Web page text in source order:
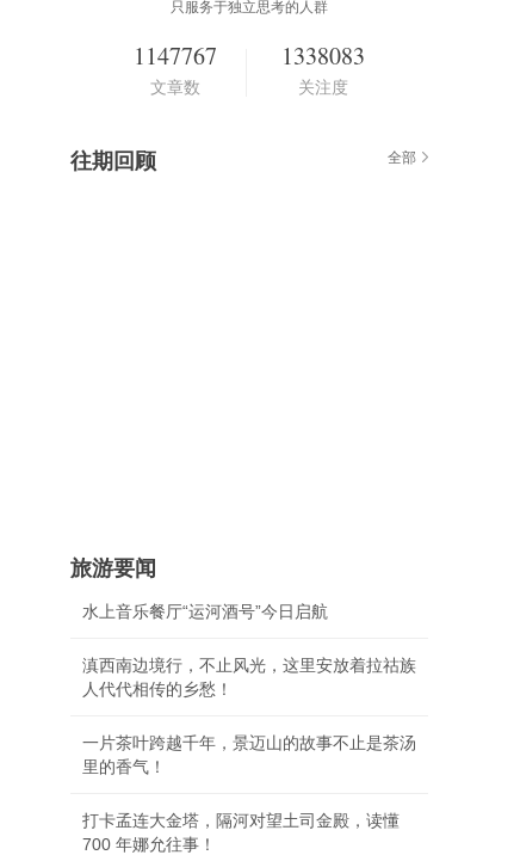
只服务于独立思考的人群
1147767
文章数
1338083
关注度
往期回顾 全部
旅游要闻
水上音乐餐厅“运河酒号”今日启航
滇西南边境行，不止风光，这里安放着拉祜族
人代代相传的乡愁！
一片茶叶跨越千年，景迈山的故事不止是茶汤
里的香气！
打卡孟连大金塔，隔河对望土司金殿，读懂
700 年娜允往事！